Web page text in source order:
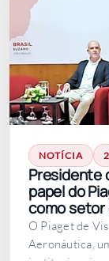
NOTÍCIA
Presidente
papel do
como setor
O Piaget de
Aeronáutica,